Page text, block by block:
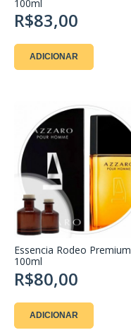
100ml
R$83,00
ADICIONAR
Essencia Rodeo Premium
100ml
R$80,00
ADICIONAR